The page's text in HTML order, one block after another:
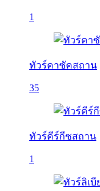
1
ทัวร์คาซัคสถาน
35
ทัวร์คีร์กีซสถาน
1